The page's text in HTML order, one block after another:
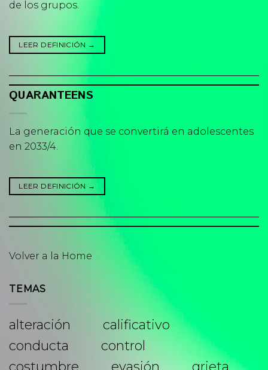
de los grupos.
LEER DEFINICIÓN →
QUARANTEENS
La generación que se convertirá en adolescentes
en 2033/4.
LEER DEFINICIÓN →
Volver a la Home
TEMAS
alteración
calificativo
conducta
control
costumbre
evasión grieta